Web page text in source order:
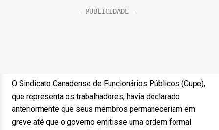
O Sindicato Canadense de Funcionários Públicos (Cupe),
que representa os trabalhadores, havia declarado
anteriormente que seus membros permaneceriam em
greve até que o governo emitisse uma ordem formal